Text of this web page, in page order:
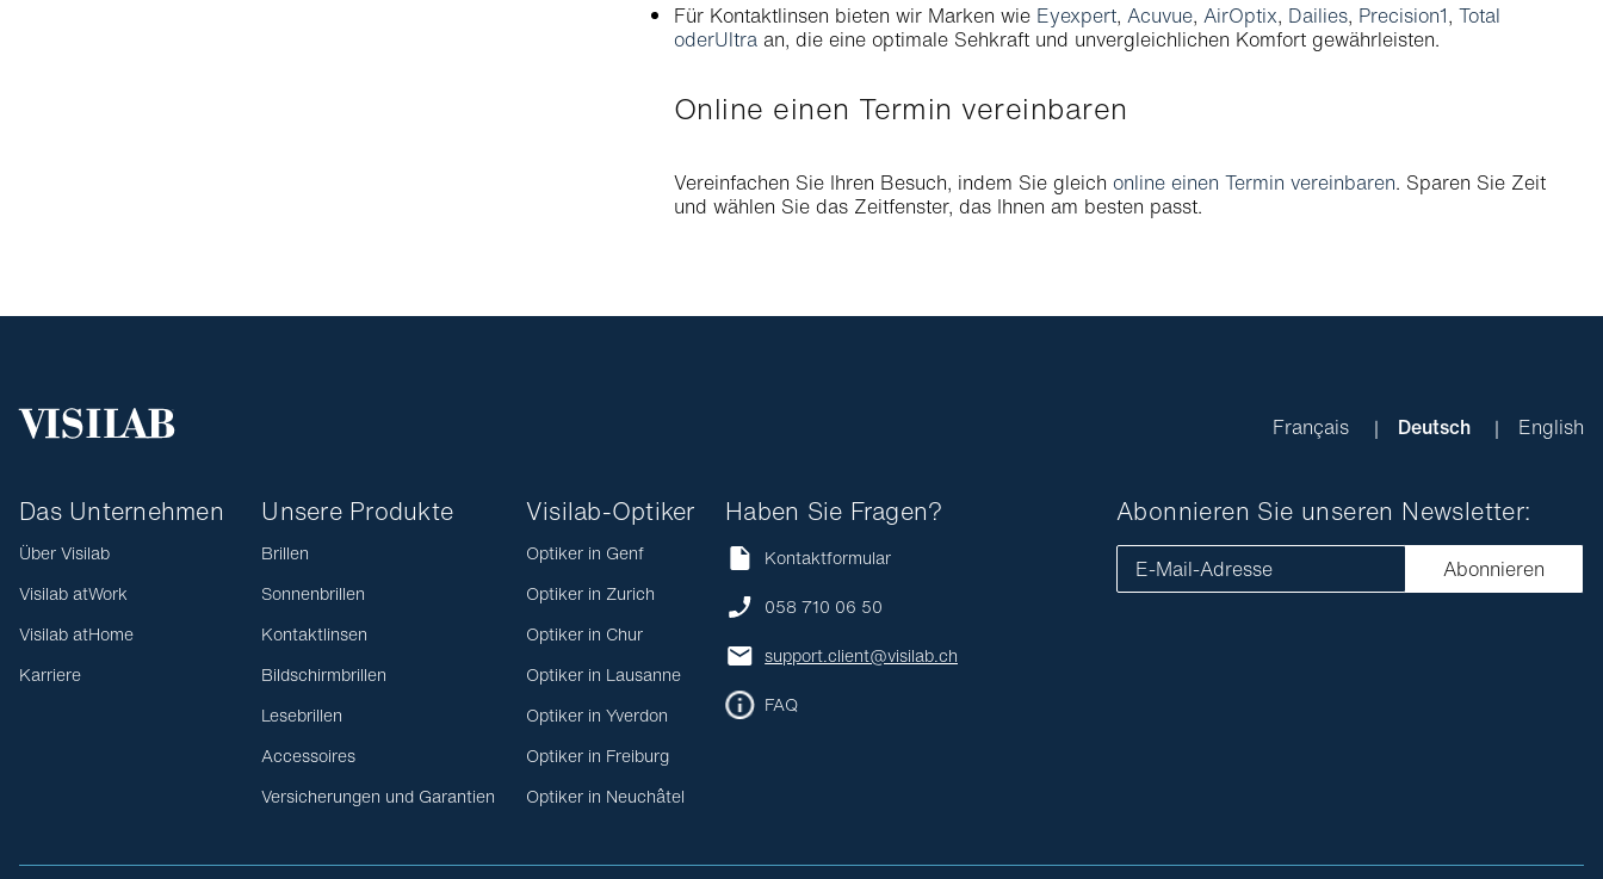
Für Kontaktlinsen bieten wir Marken wie Eyexpert, Acuvue, AirOptix, Dailies, Precision1, Total
oderUltra an, die eine optimale Sehkraft und unvergleichlichen Komfort gewährleisten.
Online einen Termin vereinbaren
Vereinfachen Sie Ihren Besuch, indem Sie gleich online einen Termin vereinbaren. Sparen Sie Zeit
und wählen Sie das Zeitfenster, das Ihnen am besten passt.
Français Deutsch English
Das Unternehmen
Über Visilab
Visilab atWork
Visilab atHome
Karriere
Unsere Produkte
Brillen
Sonnenbrillen
Kontaktlinsen
Bildschirmbrillen
Lesebrillen
Accessoires
Versicherungen und Garantien
Visilab-Optiker
Optiker in Genf
Optiker in Zurich
Optiker in Chur
Optiker in Lausanne
Optiker in Yverdon
Optiker in Freiburg
Optiker in Neuchâtel
Haben Sie Fragen?
Kontaktformular
058 710 06 50
support.client@visilab.ch
FAQ
Abonnieren Sie unseren Newsletter:
E-Mail-Adresse Abonnieren